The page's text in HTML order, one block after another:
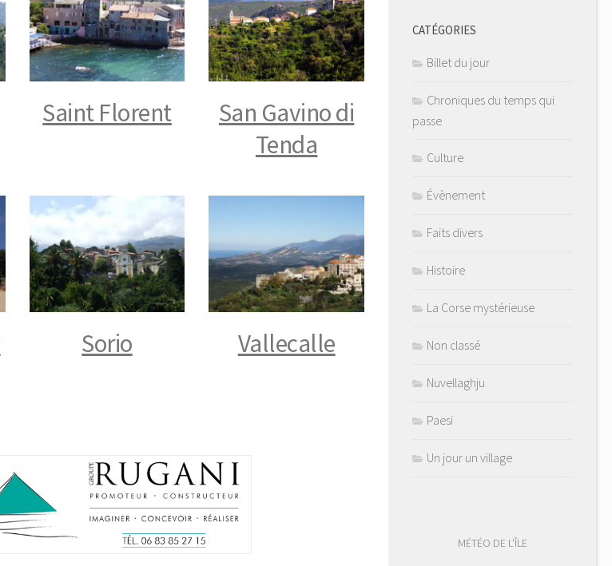
Saint Florent
San Gavino di
Tenda
Sorio Vallecalle
CATÉGORIES
Billet du jour
Chroniques du temps qui
passe
Culture
Évènement
Faits divers
Histoire
La Corse mystérieuse
Non classé
Nuvellaghju
Paesi
Un jour un village
MÉTÉO DE L'ÎLE